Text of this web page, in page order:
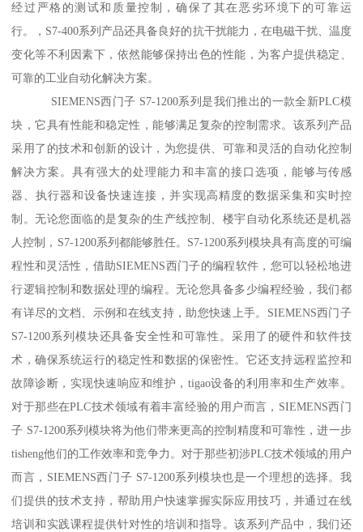
经过严格的测试和质量控制，确保了其在恶劣环境下的可靠运
行。，S7-400系列产品还具备良好的抗干扰能力，在电磁干扰、温度
变化等不利因素下，依然能够保持出色的性能，为客户提供稳定、
可靠的工业自动化解决方案。
SIEMENS西门子 S7-1200系列是我们推出的一款全新PLC模
块，它具有性能和稳定性，能够满足复杂的控制需求。该系列产品
采用了的技术和创新的设计，为您提供、可靠和灵活的自动化控制
解决方案。具有强大的处理能力和丰富的接口选项，能够与传感
器、执行器和设备快速连接，并实现高精度的数据采集和实时控
制。无论您面临的是复杂的生产线控制、楼宇自动化系统还是机器
人控制，S7-1200系列都能够胜任。S7-1200系列模块具有高度的可编
程性和灵活性，借助SIEMENS西门子的编程软件，您可以轻松地进
行逻辑控制和数据处理的编程。无论您具备多少编程经验，我们都
有详尽的文档、示例和在线支持，助您快速上手。SIEMENS西门子
S7-1200系列模块还具备安全性和可靠性。采用了的硬件和软件技
术，确保系统运行的稳定性和数据的保密性。它还支持远程监控和
故障诊断，实现快速响应和维护，tigao设备的利用率和生产效率。
对于那些在PLC技术领域有着丰富经验的用户而言，SIEMENS西门
子 S7-1200系列模块将为他们带来更高的控制精度和可靠性，进一步
tisheng他们的工作效率和竞争力。对于那些初涉PLC技术领域的用户
而言，SIEMENS西门子 S7-1200系列模块也是一个理想的选择。我
们提供的技术支持，帮助用户快速掌握实际应用技巧，并通过在线
培训和实践课程提供针对性的培训和指导。该系列产品中，我们还